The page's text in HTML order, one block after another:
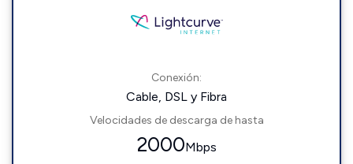
Conexión:
Cable, DSL y Fibra
Velocidades de descarga de hasta
2000Mbps